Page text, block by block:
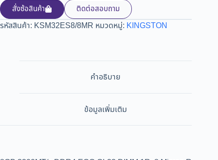
สั่งซ้อสินค้า
ติดต่อสอบถาม
รหัสสินค้า: KSM32ES8/8MR หมวดหมู่: KINGSTON
คำอธิบาย
ข้อมูลเพิ่มเติม